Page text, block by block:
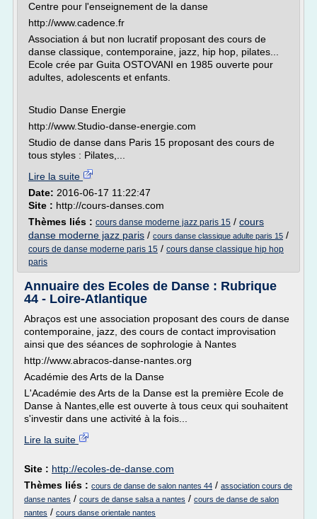
Centre pour l'enseignement de la danse
http://www.cadence.fr
Association á but non lucratif proposant des cours de
danse classique, contemporaine, jazz, hip hop, pilates...
Ecole crée par Guita OSTOVANI en 1985 ouverte pour
adultes, adolescents et enfants.
Studio Danse Energie
http://www.Studio-danse-energie.com
Studio de danse dans Paris 15 proposant des cours de
tous styles : Pilates,...
Lire la suite
Date: 2016-06-17 11:22:47
Site : http://cours-danses.com
Thèmes liés : cours danse moderne jazz paris 15 / cours
danse moderne jazz paris / cours danse classique adulte paris 15 /
cours de danse moderne paris 15 / cours danse classique hip hop
paris
Annuaire des Ecoles de Danse : Rubrique
44 - Loire-Atlantique
Abraços est une association proposant des cours de danse
contemporaine, jazz, des cours de contact improvisation
ainsi que des séances de sophrologie à Nantes
http://www.abracos-danse-nantes.org
Académie des Arts de la Danse
L'Académie des Arts de la Danse est la première Ecole de
Danse à Nantes,elle est ouverte à tous ceux qui souhaitent
s'investir dans une activité à la fois...
Lire la suite
Site : http://ecoles-de-danse.com
Thèmes liés : cours de danse de salon nantes 44 / association cours de
danse nantes / cours de danse salsa a nantes / cours de danse de salon
nantes / cours danse orientale nantes